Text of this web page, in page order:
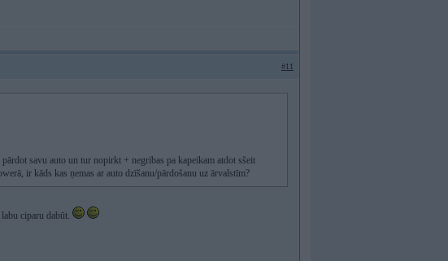
#11
savu auto un tur nopirkt + negribas pa kapeikam atdot sšeit
ir kāds kas ņemas ar auto dzīšanu/pārdošanu uz ārvalstīm?
ciparu dabūt.